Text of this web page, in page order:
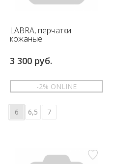
LABRA, перчатки
кожаные
3 300 руб.
-2% ONLINE
6 6,5 7